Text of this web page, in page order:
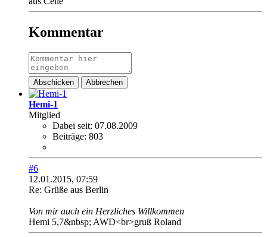
Kommentar
Abschicken Abbrechen
Hemi-1
Mitglied
Dabei seit: 07.08.2009
Beiträge: 803
#6
12.01.2015, 07:59
Re: Grüße aus Berlin
Von mir auch ein Herzliches Willkommen
Hemi 5,7&nbsp; AWD<br>gruß Roland